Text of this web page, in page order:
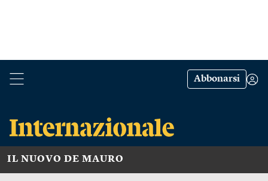
Abbonarsi
IL NUOVO DE MAURO